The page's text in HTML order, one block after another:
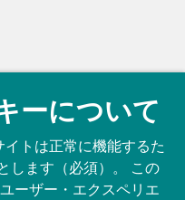
する
なす
グの基本
波数データに変換する
anytime on your
ーについて
トは正常に機能するた
します（必須）。 この
ーザー・エクスペリエ